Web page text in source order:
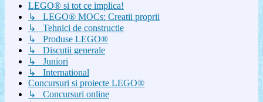
LEGO® si tot ce implica!
↳ LEGO® MOCs: Creatii proprii
↳ Tehnici de constructie
↳ Produse LEGO®
↳ Discutii generale
↳ Juniori
↳ International
Concursuri si proiecte LEGO®
↳ Concursuri online